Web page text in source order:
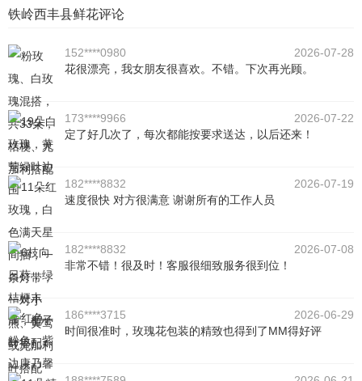
铁岭西丰县鲜花评论
152****0980
2026-07-28
花很漂亮，我女朋友很喜欢。不错。下次再光顾。
173****9966
2026-07-22
定了好几次了，每次都能按要求送达，以后还来！
182****8832
2026-07-19
速度很快 对方很满意 谢谢所有的工作人员
182****8832
2026-07-08
非常不错！很及时！客服很细致服务很到位！
186****3715
2026-06-29
时间很准时，玫瑰花包装的精致也得到了MM得好评